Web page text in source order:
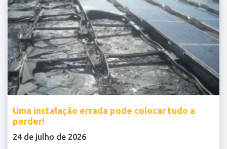
Uma instalação errada pode colocar tudo a
perder!
24 de julho de 2026